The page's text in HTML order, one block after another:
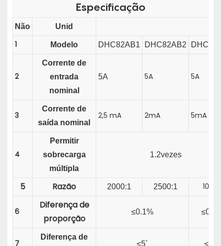
Especificação
Não Unid
1 Modelo DHC82AB1 DHC82AB2
2
Corrente de
entrada
nominal
5A 5A 5A
3
Corrente de
saída nominal
2,5 mA 2mA 5mA
4
Permitir
sobrecarga
múltipla
1.2vezes
5 Razão 2000:1 2500:1 1000:1
6
Diferença de
proporção
≤0.1%
7
Diferença de
≤5´ ≤10´